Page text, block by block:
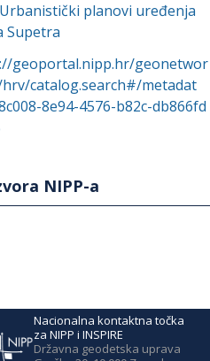
Urbanistički planovi uređenja
Supetra
geoportal.nipp.hr/geonetwor
catalog.search#/metadat
8e94-4576-b82c-db866fd
NIPP-a
Nacionalna kontaktna točka
za NIPP i INSPIRE
Državna geodetska uprava